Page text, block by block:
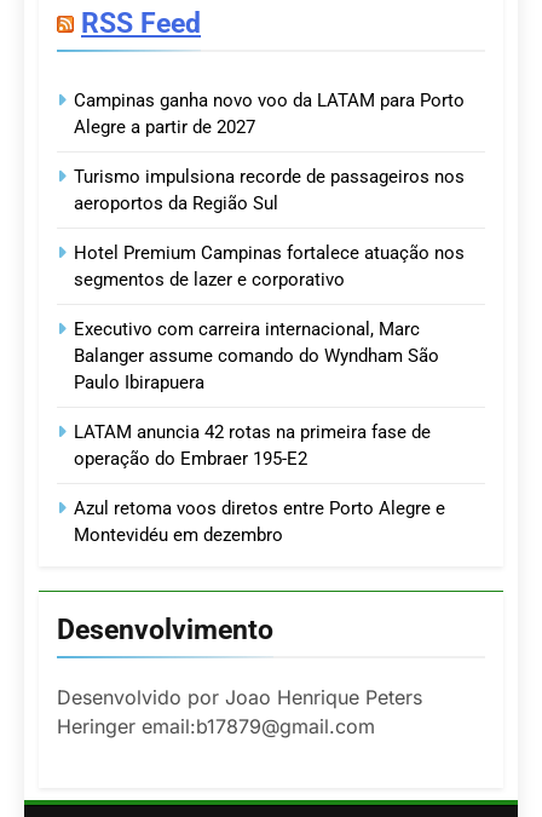
RSS Feed
Campinas ganha novo voo da LATAM para Porto
Alegre a partir de 2027
Turismo impulsiona recorde de passageiros nos
aeroportos da Região Sul
Hotel Premium Campinas fortalece atuação nos
segmentos de lazer e corporativo
Executivo com carreira internacional, Marc
Balanger assume comando do Wyndham São
Paulo Ibirapuera
LATAM anuncia 42 rotas na primeira fase de
operação do Embraer 195-E2
Azul retoma voos diretos entre Porto Alegre e
Montevidéu em dezembro
Desenvolvimento
Desenvolvido por Joao Henrique Peters
Heringer email:b17879@gmail.com